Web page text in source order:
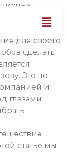
для своего
сделать
Это не
и
глазами
статье мы